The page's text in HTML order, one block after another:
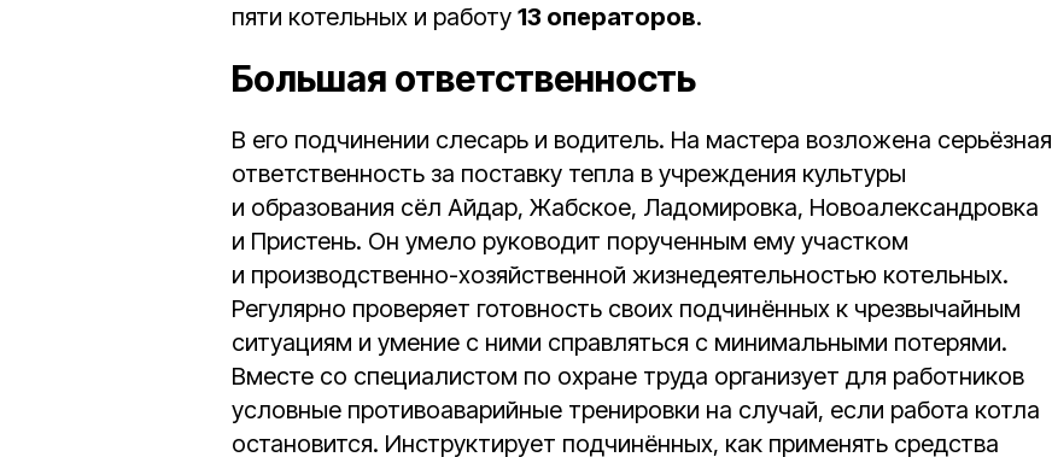
пяти котельных и работу 13 операторов.
Большая ответственность
В его подчинении слесарь и водитель. На мастера возложена серьёзная
ответственность за поставку тепла в учреждения культуры
и образования сёл Айдар, Жабское, Ладомировка, Новоалександровка
и Пристень. Он умело руководит порученным ему участком
и производственно-хозяйственной жизнедеятельностью котельных.
Регулярно проверяет готовность своих подчинённых к чрезвычайным
ситуациям и умение с ними справляться с минимальными потерями.
Вместе со специалистом по охране труда организует для работников
условные противоаварийные тренировки на случай, если работа котла
остановится. Инструктирует подчинённых, как применять средства